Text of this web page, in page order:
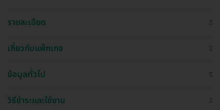
รายละเอียด
เกี่ยวกับแพ็กเกจ
ข้อมูลทั่วไป
วิธีชำระและใช้งาน